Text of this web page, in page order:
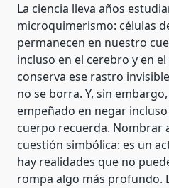
La ciencia lleva años
microquimerismo: células
permanecen en nuestro
incluso en el cerebro y en
conserva ese rastro
no se borra. Y, sin
empeñado en negar
cuerpo recuerda. Nombrar
cuestión simbólica: es un
hay realidades que no
rompa algo más profundo.